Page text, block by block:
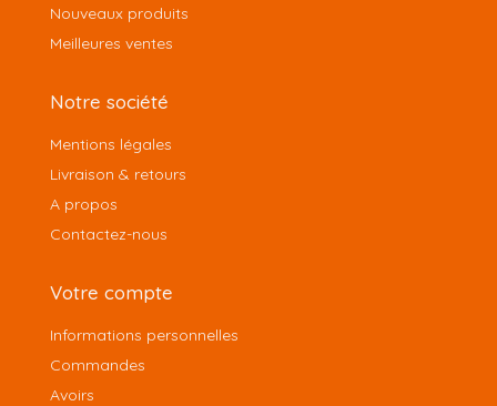
Nouveaux produits
Meilleures ventes
Notre société
Mentions légales
Livraison & retours
A propos
Contactez-nous
Votre compte
Informations personnelles
Commandes
Avoirs